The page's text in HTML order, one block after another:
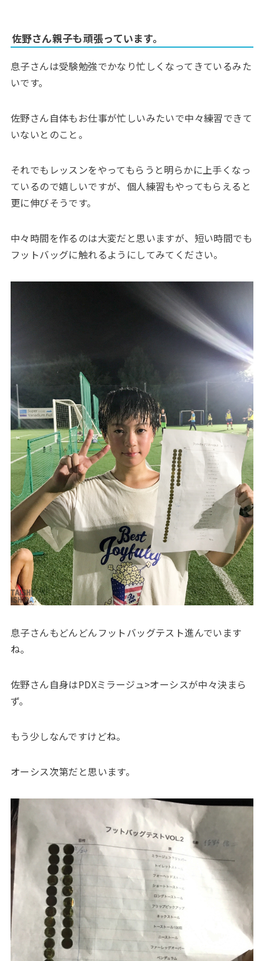
佐野さん親子も頑張っています。
息子さんは受験勉強でかなり忙しくなってきているみた
いです。
佐野さん自体もお仕事が忙しいみたいで中々練習できて
いないとのこと。
それでもレッスンをやってもらうと明らかに上手くなっ
ているので嬉しいですが、個人練習もやってもらえると
更に伸びそうです。
中々時間を作るのは大変だと思いますが、短い時間でも
フットバッグに触れるようにしてみてください。
息子さんもどんどんフットバッグテスト進んでいます
ね。
佐野さん自身はPDXミラージュ>オーシスが中々決まら
ず。
もう少しなんですけどね。
オーシス次第だと思います。